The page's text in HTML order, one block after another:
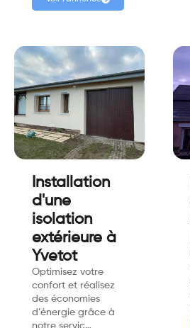
Installation
d'une
isolation
extérieure à
Yvetot
Optimisez votre
confort et réalisez
des économies
d’énergie grâce à
notre servic…